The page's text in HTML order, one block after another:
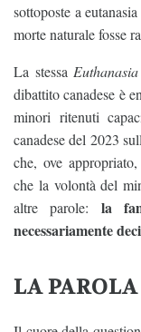
sottoposte a
morte naturale fosse
La stessa
dibattito canadese è
minori ritenuti
canadese del 2023
che, ove
che la volontà del
altre parole: la
necessariamente
LA